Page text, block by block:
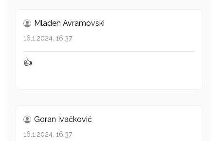
Mladen Avramovski
16.1.2024. 16:37
👍
Goran Ivačković
16.1.2024. 16:37